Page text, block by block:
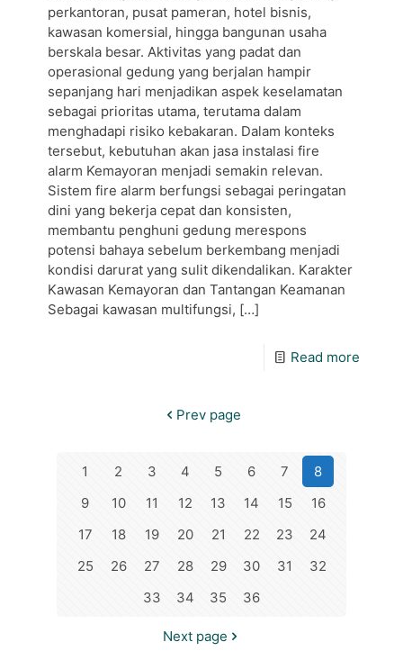
perkantoran, pusat pameran, hotel bisnis,
kawasan komersial, hingga bangunan usaha
berskala besar. Aktivitas yang padat dan
operasional gedung yang berjalan hampir
sepanjang hari menjadikan aspek keselamatan
sebagai prioritas utama, terutama dalam
menghadapi risiko kebakaran. Dalam konteks
tersebut, kebutuhan akan jasa instalasi fire
alarm Kemayoran menjadi semakin relevan.
Sistem fire alarm berfungsi sebagai peringatan
dini yang bekerja cepat dan konsisten,
membantu penghuni gedung merespons
potensi bahaya sebelum berkembang menjadi
kondisi darurat yang sulit dikendalikan. Karakter
Kawasan Kemayoran dan Tantangan Keamanan
Sebagai kawasan multifungsi, […]
Read more
Prev page
1 2 3 4 5 6 7
8
9
10 11 12 13 14 15
16
17
18 19 20 21 22 23
24
25
26 27 28 29 30 31
32
33
34 35 36
Next page